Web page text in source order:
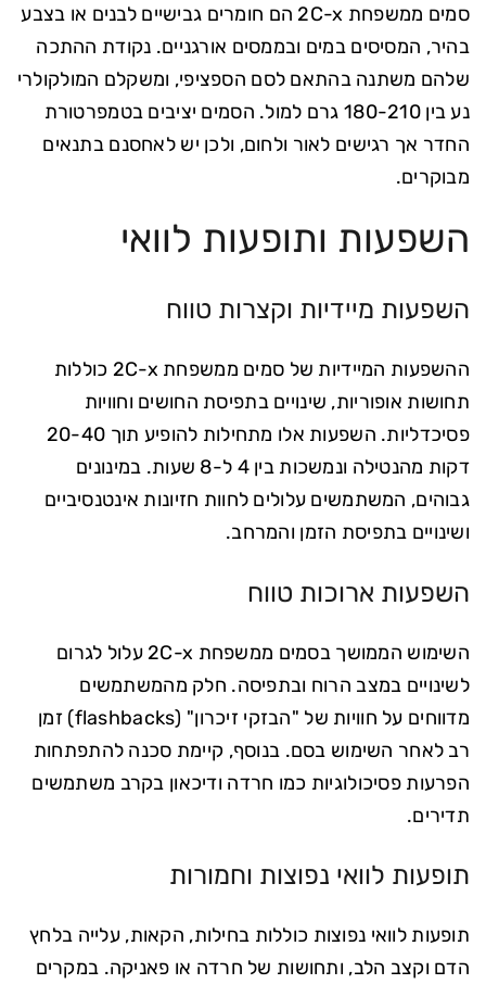
סמים ממשפחת 2C-x הם חומרים גבישיים לבנים או בצבע
בהיר, המסיסים במים ובממסים אורגניים. נקודת ההתכה
שלהם משתנה בהתאם לסם הספציפי, ומשקלם המולקולרי
נע בין 180-210 גרם למול. הסמים יציבים בטמפרטורת
החדר אך רגישים לאור ולחום, ולכן יש לאחסנם בתנאים
מבוקרים.
השפעות ותופעות לוואי
השפעות מיידיות וקצרות טווח
ההשפעות המיידיות של סמים ממשפחת 2C-x כוללות
תחושות אופוריות, שינויים בתפיסת החושים וחוויות
פסיכדליות. השפעות אלו מתחילות להופיע תוך 20-40
דקות מהנטילה ונמשכות בין 4 ל-8 שעות. במינונים
גבוהים, המשתמשים עלולים לחוות חזיונות אינטנסיביים
ושינויים בתפיסת הזמן והמרחב.
השפעות ארוכות טווח
השימוש הממושך בסמים ממשפחת 2C-x עלול לגרום
לשינויים במצב הרוח ובתפיסה. חלק מהמשתמשים
מדווחים על חוויות של "הבזקי זיכרון" (flashbacks) זמן
רב לאחר השימוש בסם. בנוסף, קיימת סכנה להתפתחות
הפרעות פסיכולוגיות כמו חרדה ודיכאון בקרב משתמשים
תדירים.
תופעות לוואי נפוצות וחמורות
תופעות לוואי נפוצות כוללות בחילות, הקאות, עלייה בלחץ
הדם וקצב הלב, ותחושות של חרדה או פאניקה. במקרים